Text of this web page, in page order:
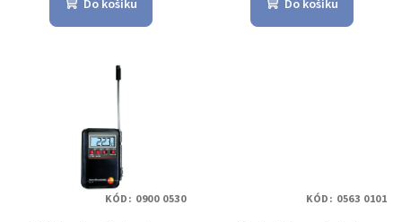
Do košíku Do košíku
KÓD: 0900 0530 KÓD: 0563 0101